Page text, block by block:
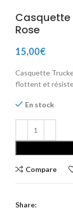
Casquette
Rose
15,00€
Casquette
flottent et
En stock
Compare
Share: